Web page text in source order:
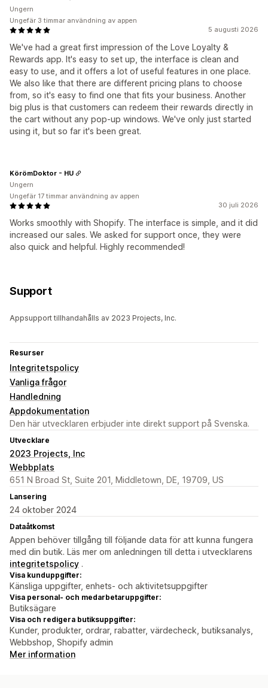
5 augusti 2026
We've had a great first impression of the Love Loyalty &
Rewards app. It's easy to set up, the interface is clean and
easy to use, and it offers a lot of useful features in one place.
We also like that there are different pricing plans to choose
from, so it's easy to find one that fits your business. Another
big plus is that customers can redeem their rewards directly in
the cart without any pop-up windows. We've only just started
using it, but so far it's been great.
Ungern
Ungefär 3 timmar användning av appen
30 juli 2026
Works smoothly with Shopify. The interface is simple, and it did
increased our sales. We asked for support once, they were
also quick and helpful. Highly recommended!
KörömDoktor - HU
Ungern
Ungefär 17 timmar användning av appen
Support
Appsupport tillhandahålls av 2023 Projects, Inc.
Resurser
Integritetspolicy
Vanliga frågor
Handledning
Appdokumentation
Den här utvecklaren erbjuder inte direkt support på Svenska.
Utvecklare
2023 Projects, Inc
Webbplats
651 N Broad St, Suite 201, Middletown, DE, 19709, US
Lansering
24 oktober 2024
Dataåtkomst
Appen behöver tillgång till följande data för att kunna fungera
med din butik. Läs mer om anledningen till detta i utvecklarens
integritetspolicy .
Visa kunduppgifter:
Känsliga uppgifter, enhets- och aktivitetsuppgifter
Visa personal- och medarbetaruppgifter:
Butiksägare
Visa och redigera butiksuppgifter:
Kunder, produkter, ordrar, rabatter, värdecheck, butiksanalys,
Webbshop, Shopify admin
Mer information